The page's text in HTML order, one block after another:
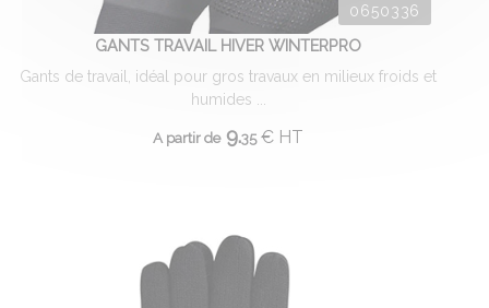
0650336
GANTS TRAVAIL HIVER WINTERPRO
Gants de travail, idéal pour gros travaux en milieux froids et
humides ...
A partir de9.35 € HT